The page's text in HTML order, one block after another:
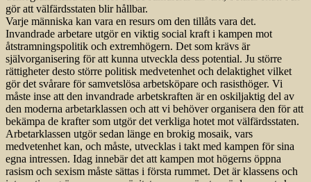
gör att välfärdsstaten blir hållbar.
Varje människa kan vara en resurs om den tillåts vara det.
Invandrade arbetare utgör en viktig social kraft i kampen mot
åtstramningspolitik och extremhögern. Det som krävs är
självorganisering för att kunna utveckla dess potential. Ju större
rättigheter desto större politisk medvetenhet och delaktighet vilket
gör det svårare för samvetslösa arbetsköpare och rasisthöger. Vi
måste inse att den invandrade arbetskraften är en oskiljaktig del av
den moderna arbetarklassen och att vi behöver organisera den för att
bekämpa de krafter som utgör det verkliga hotet mot välfärdsstaten.
Arbetarklassen utgör sedan länge en brokig mosaik, vars
medvetenhet kan, och måste, utvecklas i takt med kampen för sina
egna intressen. Idag innebär det att kampen mot högerns öppna
rasism och sexism måste sättas i första rummet. Det är klassens och